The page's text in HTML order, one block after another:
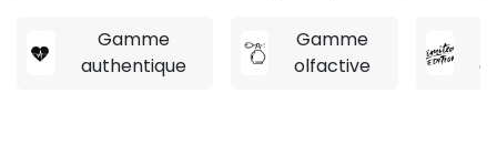
Gamme
authentique
Gamme
olfactive